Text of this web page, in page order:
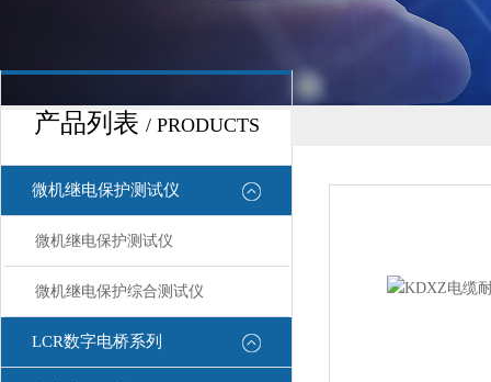
产品列表 / PRODUCTS
微机继电保护测试仪
微机继电保护测试仪
微机继电保护综合测试仪
LCR数字电桥系列